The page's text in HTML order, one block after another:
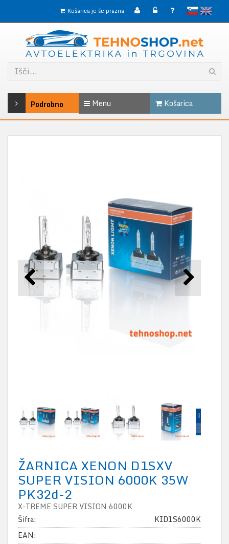
slovenskoEnglish
Košarica je še prazna
Podrobno Menu Košarica
ŽARNICA XENON D1SXV
SUPER VISION 6000K 35W
PK32d-2
X-TREME SUPER VISION 6000K
Šifra:
KID1S6000K
EAN: